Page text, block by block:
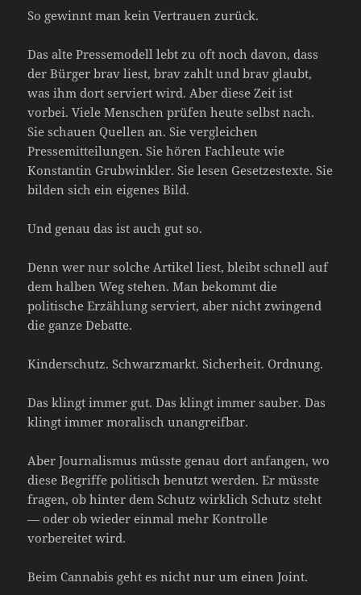
So gewinnt man kein Vertrauen zurück.
Das alte Pressemodell lebt zu oft noch davon, dass
der Bürger brav liest, brav zahlt und brav glaubt,
was ihm dort serviert wird. Aber diese Zeit ist
vorbei. Viele Menschen prüfen heute selbst nach.
Sie schauen Quellen an. Sie vergleichen
Pressemitteilungen. Sie hören Fachleute wie
Konstantin Grubwinkler. Sie lesen Gesetzestexte. Sie
bilden sich ein eigenes Bild.
Und genau das ist auch gut so.
Denn wer nur solche Artikel liest, bleibt schnell auf
dem halben Weg stehen. Man bekommt die
politische Erzählung serviert, aber nicht zwingend
die ganze Debatte.
Kinderschutz. Schwarzmarkt. Sicherheit. Ordnung.
Das klingt immer gut. Das klingt immer sauber. Das
klingt immer moralisch unangreifbar.
Aber Journalismus müsste genau dort anfangen, wo
diese Begriffe politisch benutzt werden. Er müsste
fragen, ob hinter dem Schutz wirklich Schutz steht
— oder ob wieder einmal mehr Kontrolle
vorbereitet wird.
Beim Cannabis geht es nicht nur um einen Joint.